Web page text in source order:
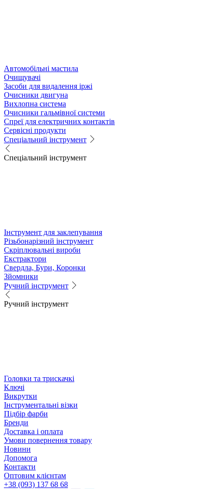
Автомобільні мастила
Очищувачі
Засоби для видалення іржі
Очисники двигуна
Вихлопна система
Очисники гальмівної системи
Спреї для електричних контактів
Сервісні продукти
Спеціальний інструмент
Спеціальний інструмент
Інструмент для заклепування
Різьбонарізний інструмент
Скріплювальні вироби
Екстрактори
Свердла, Бури, Коронки
Зйомники
Ручний інструмент
Ручний інструмент
Головки та трискачкі
Ключі
Викрутки
Інструментальні візки
Підбір фарби
Бренди
Доставка і оплата
Умови повернення товару
Новини
Допомога
Контакти
Оптовим клієнтам
+38 (093) 137 68 68